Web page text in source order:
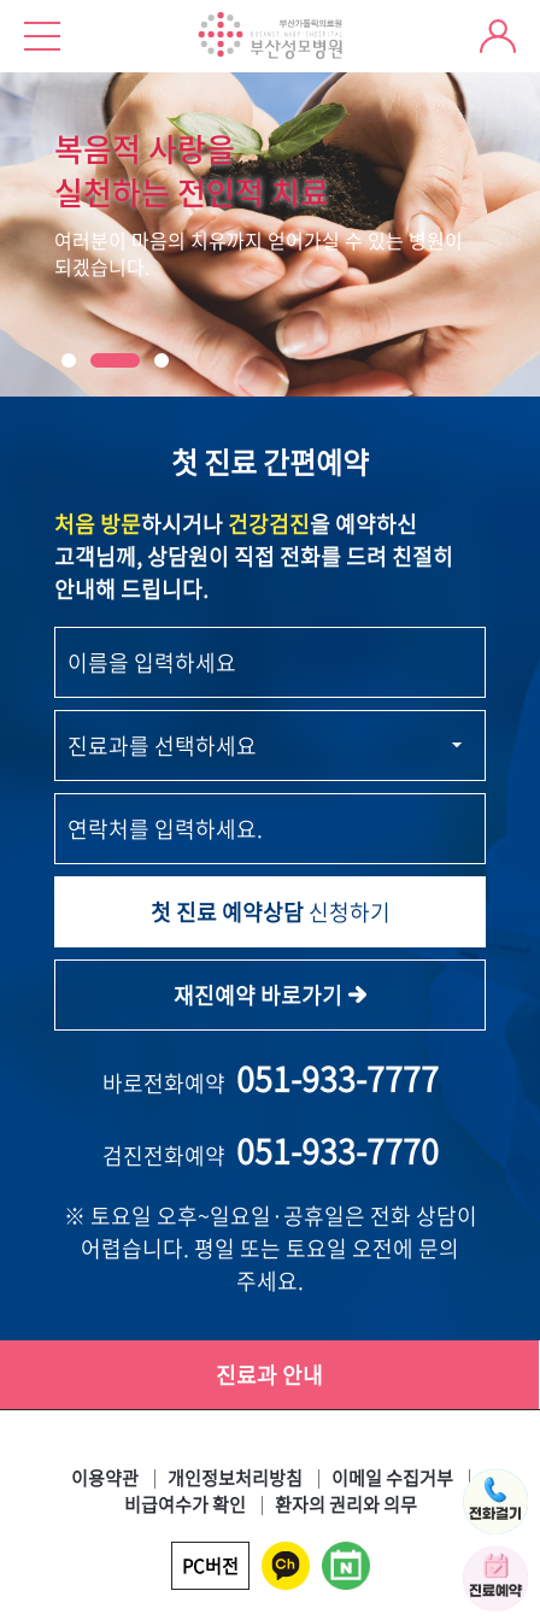
복음적 사랑을
실천하는 전인적 치료
여러분이 마음의 치유까지 얻어가실 수 있는 병원이
되겠습니다.
첫 진료 간편예약
처음 방문하시거나건강검진을 예약하신
고객님께, 상담원이 직접 전화를 드려 친절히
안내해 드립니다.
첫 진료 예약상담신청하기
재진예약 바로가기
바로전화예약 051-933-7777
검진전화예약 051-933-7770
※ 토요일 오후~일요일·공휴일은 전화 상담이
어렵습니다. 평일 또는 토요일 오전에 문의
주세요.
진료과 안내
이용약관 개인정보처리방침
이메일 수집거부
비급여수가 확인
환자의 권리와 의무
PC버전